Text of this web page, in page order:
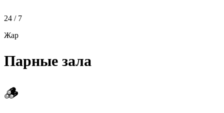
24 / 7
Жар
Парные зала
🪵